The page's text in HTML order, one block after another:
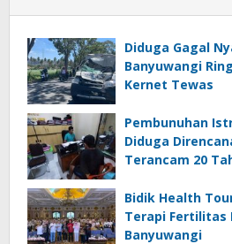
Diduga Gagal
Banyuwangi
Kernet Tewas
Pembunuhan
Diduga
Terancam 20
Bidik Health
Terapi Fertilitas
Banyuwangi